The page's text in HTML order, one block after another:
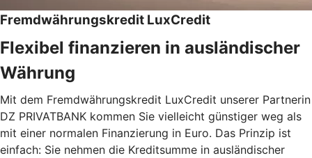
Fremdwährungskredit LuxCredit
Flexibel finanzieren in ausländischer
Währung
Mit dem Fremdwährungskredit LuxCredit unserer Partnerin
DZ PRIVATBANK kommen Sie vielleicht günstiger weg als
mit einer normalen Finanzierung in Euro. Das Prinzip ist
einfach: Sie nehmen die Kreditsumme in ausländischer